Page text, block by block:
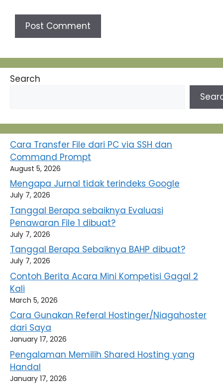
Search
Cara Transfer File dari PC via SSH dan
Command Prompt
August 5, 2026
Mengapa Jurnal tidak terindeks Google
July 7, 2026
Tanggal Berapa sebaiknya Evaluasi
Penawaran File 1 dibuat?
July 7, 2026
Tanggal Berapa Sebaiknya BAHP dibuat?
July 7, 2026
Contoh Berita Acara Mini Kompetisi Gagal 2
Kali
March 5, 2026
Cara Gunakan Referal Hostinger/Niagahoster
dari Saya
January 17, 2026
Pengalaman Memilih Shared Hosting yang
Handal
January 17, 2026